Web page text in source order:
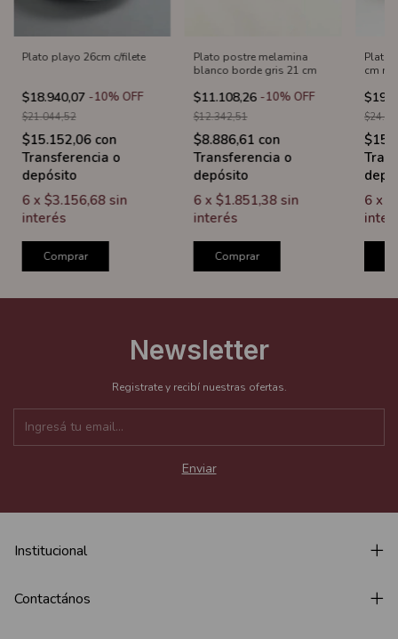
Plato playo 26cm c/filete
$18.940,07 -10% OFF
$21.044,52
$15.152,06 con
Transferencia o
depósito
6 x $3.156,68 sin
interés
Comprar
Plato postre melamina
blanco borde gris 21 cm
$11.108,26 -10% OFF
$12.342,51
$8.886,61 con
Transferencia o
depósito
6 x $1.851,38 sin
interés
Comprar
Plato
cm
6 x
Newsletter
Registrate y recibí nuestras ofertas.
Institucional
Contactános